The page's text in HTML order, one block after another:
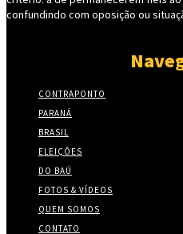
confundindo com oposição ou
CONTRAPONTO
PARANÁ
BRASIL
ELEIÇÕES
DO BAÚ
FOTOS & VÍDEOS
QUEM SOMOS
CONTATO